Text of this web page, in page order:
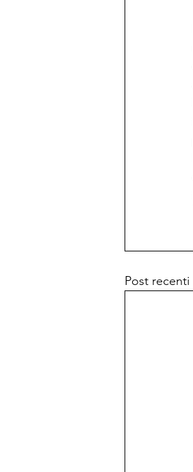
Post recenti